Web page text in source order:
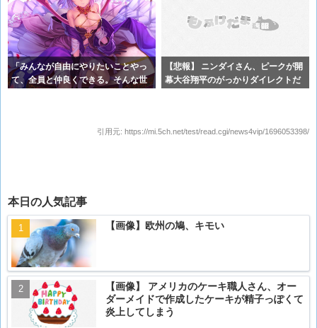
「みんなが自由にやりたいことやっ
て、全員と仲良くできる。そんな世
【悲報】 ニンダイさん、ピークが開
幕大谷翔平のがっかりダイレクトだ
引用元: https://mi.5ch.net/test/read.cgi/news4vip/1696053398/
本日の人気記事
【画像】欧州の鳩、キモい
【画像】 アメリカのケーキ職人さん、オー
ダーメイドで作成したケーキが精子っぽくて
炎上してしまう